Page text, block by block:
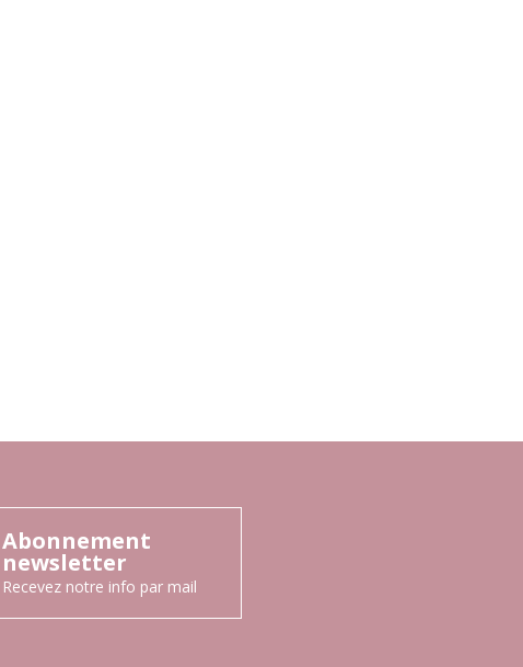
Abonnement
newsletter
Recevez notre info par mail